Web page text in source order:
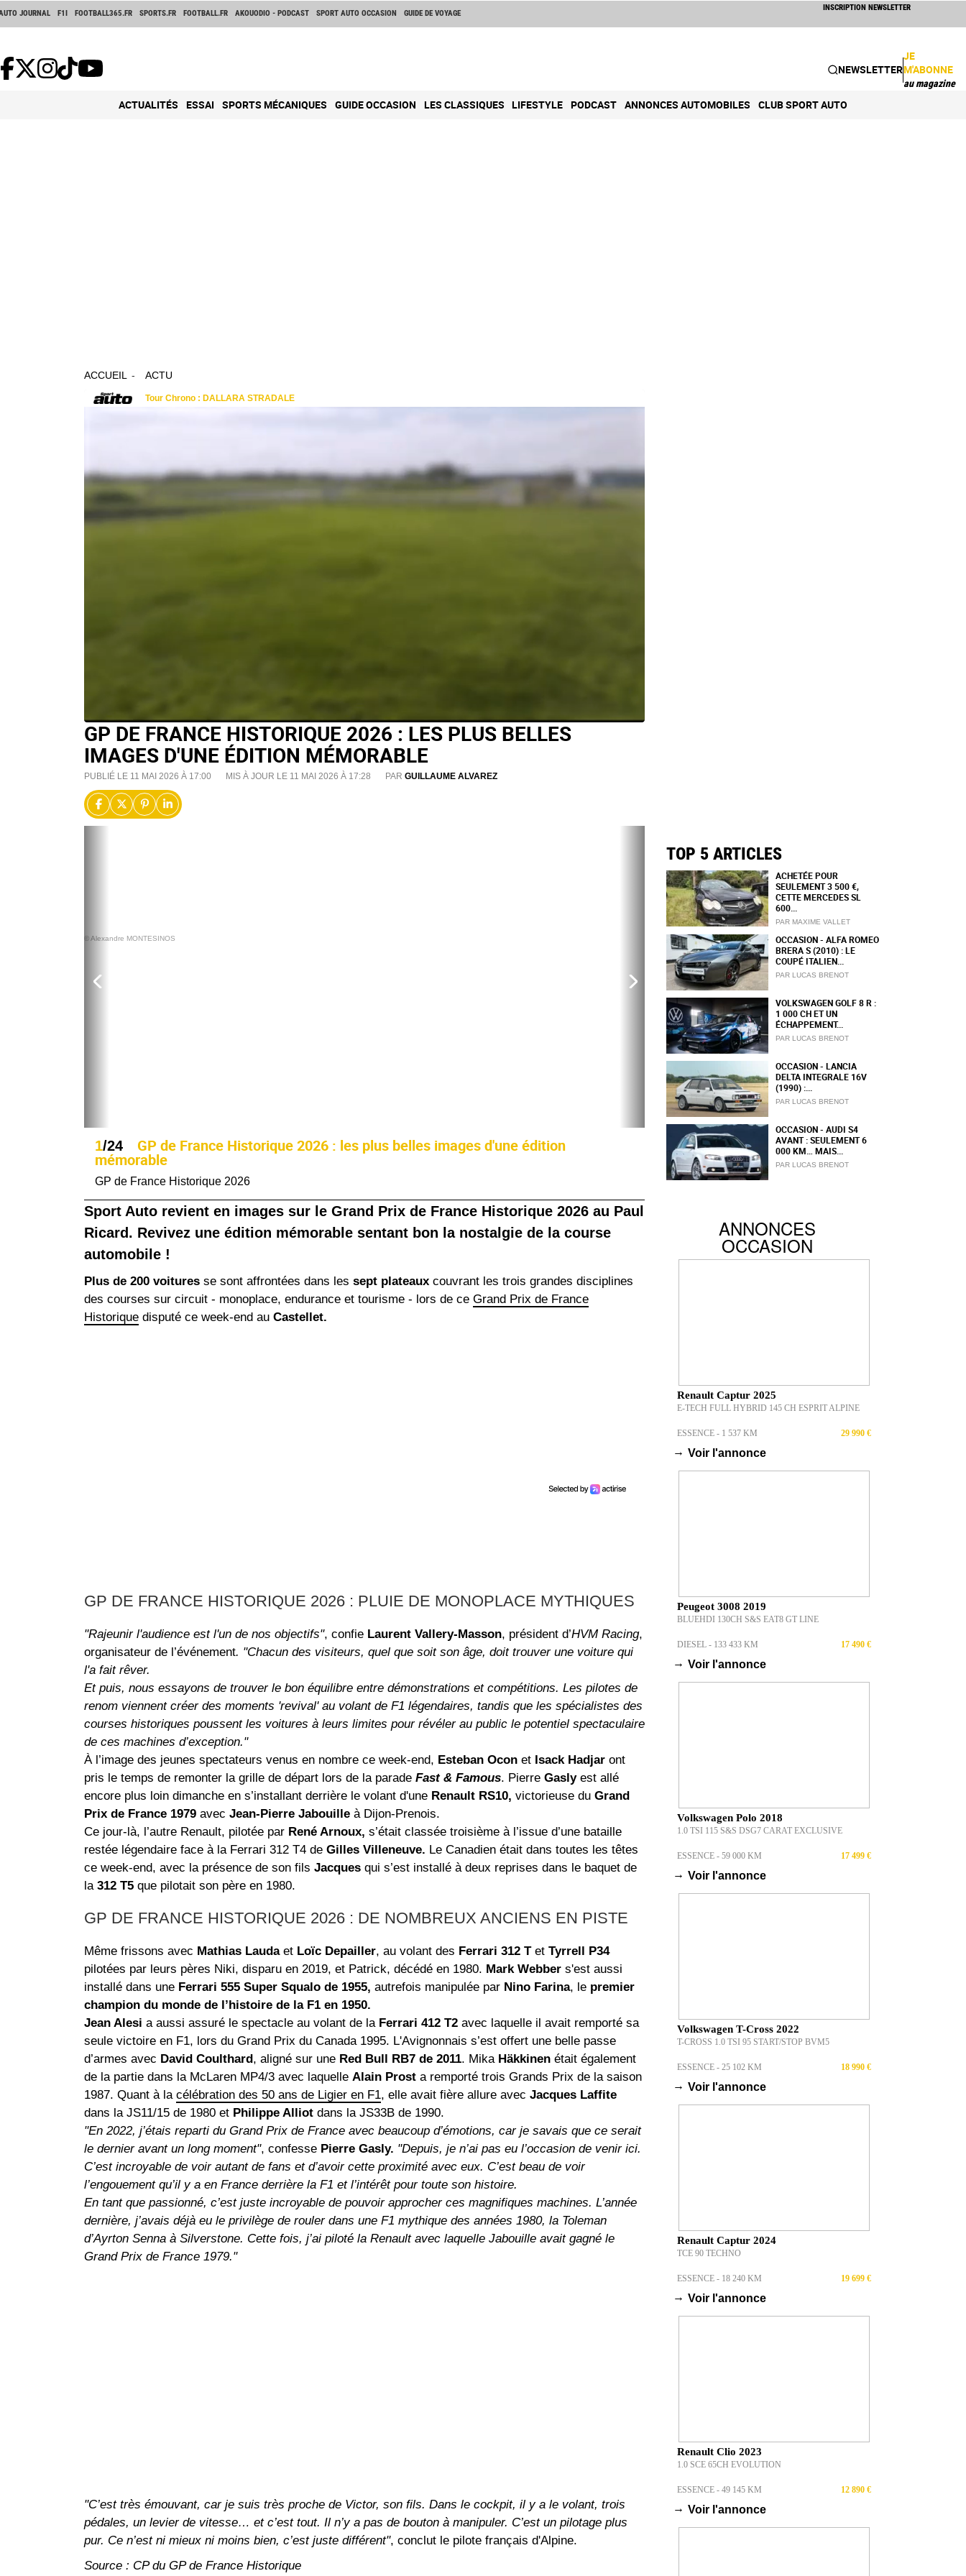
JOURNAL F1I FOOTBALL365.FR SPORTS.FR FOOTBALL.FR AKOUODIO - PODCAST SPORT AUTO OCCASION GUIDE DE VOYAGE
INSCRIPTION NEWSLETTER
NEWSLETTER
JE
M'ABONNE
au magazine
ACTUALITÉS ESSAI SPORTS MÉCANIQUES GUIDE OCCASION LES CLASSIQUES LIFESTYLE PODCAST ANNONCES AUTOMOBILES CLUB SPORT AUTO
ACCUEIL ACTU
GP DE FRANCE HISTORIQUE 2026 : LES PLUS BELLES
IMAGES D'UNE ÉDITION MÉMORABLE
PUBLIÉ LE 11 MAI 2026 À 17:00 MIS À JOUR LE 11 MAI 2026 À 17:28 PAR GUILLAUME ALVAREZ
© Alexandre MONTESINOS
1/24 GP de France Historique 2026 : les plus belles images d'une édition
mémorable
GP de France Historique 2026
Sport Auto revient en images sur le Grand Prix de France Historique 2026 au Paul
Ricard. Revivez une édition mémorable sentant bon la nostalgie de la course
automobile !
Plus de 200 voitures se sont affrontées dans les sept plateaux couvrant les trois grandes disciplines
des courses sur circuit - monoplace, endurance et tourisme - lors de ce Grand Prix de France
Historique disputé ce week-end au Castellet.
GP DE FRANCE HISTORIQUE 2026 : PLUIE DE MONOPLACE MYTHIQUES
"Rajeunir l'audience est l'un de nos objectifs", confie Laurent Vallery-Masson, président d’HVM Racing,
organisateur de l’événement. "Chacun des visiteurs, quel que soit son âge, doit trouver une voiture qui
l'a fait rêver.
Et puis, nous essayons de trouver le bon équilibre entre démonstrations et compétitions. Les pilotes de
renom viennent créer des moments 'revival' au volant de F1 légendaires, tandis que les spécialistes des
courses historiques poussent les voitures à leurs limites pour révéler au public le potentiel spectaculaire
de ces machines d’exception."
À l’image des jeunes spectateurs venus en nombre ce week-end, Esteban Ocon et Isack Hadjar ont
pris le temps de remonter la grille de départ lors de la parade Fast & Famous. Pierre Gaslyest allé
encore plus loin dimanche en s’installant derrière le volant d'une Renault RS10, victorieuse du Grand
Prix de France 1979 avec Jean-Pierre Jabouille à Dijon-Prenois.
Ce jour-là, l’autre Renault, pilotée par René Arnoux, s’était classée troisième à l’issue d’une bataille
restée légendaire face à la Ferrari 312 T4 de Gilles Villeneuve. Le Canadien était dans toutes les têtes
ce week-end, avec la présence de son fils Jacques qui s’est installé à deux reprises dans le baquet de
la 312 T5 que pilotait son père en 1980.
GP DE FRANCE HISTORIQUE 2026 : DE NOMBREUX ANCIENS EN PISTE
Même frissons avec Mathias Laudaet Loïc Depailler, au volant des Ferrari 312 Tet Tyrrell P34
pilotées par leurs pères Niki, disparu en 2019, et Patrick, décédé en 1980. Mark Webber s'est aussi
installé dans une Ferrari 555 Super Squalo de 1955, autrefois manipulée par Nino Farina, le premier
champion du monde de l’histoire de la F1 en 1950.
Jean Alesi a aussi assuré le spectacle au volant de la Ferrari 412 T2 avec laquelle il avait remporté sa
seule victoire en F1, lors du Grand Prix du Canada 1995. L'Avignonnais s’est offert une belle passe
d’armes avec David Coulthard, aligné sur une Red Bull RB7 de 2011. Mika Häkkinen était également
de la partie dans la McLaren MP4/3 avec laquelle Alain Prost a remporté trois Grands Prix de la saison
1987. Quant à la célébration des 50 ans de Ligier en F1, elle avait fière allure avec Jacques Laffite
dans la JS11/15 de 1980 et Philippe Alliot dans la JS33B de 1990.
"En 2022, j’étais reparti du Grand Prix de France avec beaucoup d’émotions, car je savais que ce serait
le dernier avant un long moment", confesse Pierre Gasly. "Depuis, je n’ai pas eu l’occasion de venir ici.
C’est incroyable de voir autant de fans et d’avoir cette proximité avec eux. C’est beau de voir
l’engouement qu’il y a en France derrière la F1 et l’intérêt pour toute son histoire.
En tant que passionné, c’est juste incroyable de pouvoir approcher ces magnifiques machines. L’année
dernière, j’avais déjà eu le privilège de rouler dans une F1 mythique des années 1980, la Toleman
d’Ayrton Senna à Silverstone. Cette fois, j’ai piloté la Renault avec laquelle Jabouille avait gagné le
Grand Prix de France 1979."
"C’est très émouvant, car je suis très proche de Victor, son fils. Dans le cockpit, il y a le volant, trois
pédales, un levier de vitesse… et c’est tout. Il n’y a pas de bouton à manipuler. C’est un pilotage plus
pur. Ce n’est ni mieux ni moins bien, c’est juste différent", conclut le pilote français d'Alpine.
Source : CP du GP de France Historique
TOP 5 ARTICLES
ACHETÉE POUR
SEULEMENT 3 500 €,
CETTE MERCEDES SL
600...
PAR MAXIME VALLET
OCCASION - ALFA ROMEO
BRERA S (2010) : LE
COUPÉ ITALIEN...
PAR LUCAS BRENOT
VOLKSWAGEN GOLF 8 R :
1 000 CH ET UN
ÉCHAPPEMENT...
PAR LUCAS BRENOT
OCCASION - LANCIA
DELTA INTEGRALE 16V
(1990) :...
PAR LUCAS BRENOT
OCCASION - AUDI S4
AVANT : SEULEMENT 6
000 KM… MAIS...
PAR LUCAS BRENOT
ANNONCES
OCCASION
Renault Captur 2025
E-TECH FULL HYBRID 145 CH ESPRIT ALPINE
ESSENCE - 1 537 KM 29 990 €
→ Voir l'annonce
Peugeot 3008 2019
BLUEHDI 130CH S&S EAT8 GT LINE
DIESEL - 133 433 KM 17 490 €
→ Voir l'annonce
Volkswagen Polo 2018
1.0 TSI 115 S&S DSG7 CARAT EXCLUSIVE
ESSENCE - 59 000 KM 17 499 €
→ Voir l'annonce
Volkswagen T-Cross 2022
T-CROSS 1.0 TSI 95 START/STOP BVM5
ESSENCE - 25 102 KM 18 990 €
→ Voir l'annonce
Renault Captur 2024
TCE 90 TECHNO
ESSENCE - 18 240 KM 19 699 €
→ Voir l'annonce
Renault Clio 2023
1.0 SCE 65CH EVOLUTION
ESSENCE - 49 145 KM 12 890 €
→ Voir l'annonce